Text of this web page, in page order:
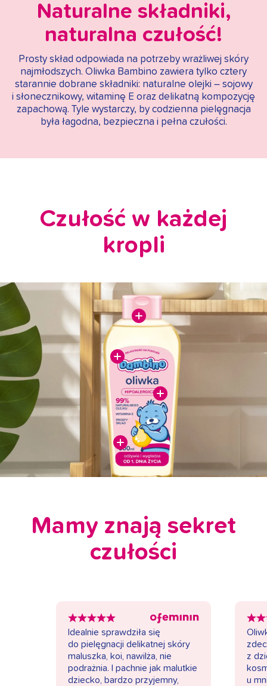
Naturalne składniki,
naturalna czułość!
Prosty skład odpowiada na potrzeby wrażliwej skóry
najmłodszych. Oliwka Bambino zawiera tylko cztery
starannie dobrane składniki: naturalne olejki – sojowy
i słonecznikowy, witaminę E oraz delikatną kompozycję
zapachową. Tyle wystarczy, by codzienna pielęgnacja
była łagodna, bezpieczna i pełna czułości.
Czułość w każdej
kropli
Mamy znają sekret
czułości
Idealnie sprawdziła się
do pielęgnacji delikatnej skóry
maluszka, koi, nawilża, nie
podrażnia. I pachnie jak malutkie
dziecko, bardzo przyjemny,
z
u